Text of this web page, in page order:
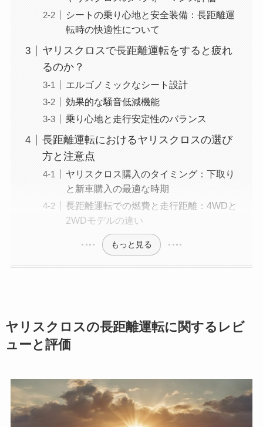
シートの乗り心地と安全装備：長距離運
転時の快適性について
ヤリスクロスで長距離運転をすると疲れ
るのか？
エルゴノミックなシート設計
効果的な騒音低減機能
乗り心地と走行安定性のバランス
長距離運転におけるヤリスクロスの選び
方と注意点
ヤリスクロス購入のタイミング：下取り
と新車購入の最適な時期
長距離運転での燃費と走行距離：4WDと
2WDモデルの違い
もっと見る
ヤリスクロスの長距離運転に関するレビ
ューと評価